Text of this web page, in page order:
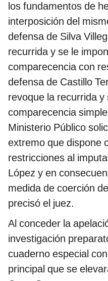
los fundamentos de
interposición del
defensa de Silva
recurrida y se le
comparecencia con
defensa de Castillo
revoque la recurrida
comparecencia
Ministerio Público
extremo que dispone
restricciones al
López y en
medida de coerción
precisó el juez.
Al conceder la
investigación
cuaderno especial
principal que se